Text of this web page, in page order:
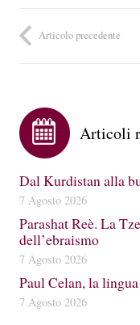
Articolo precedente
Articoli
Dal Kurdistan alla
7 Agosto 2026
Parashat Reè. La
dell’ebraismo
7 Agosto 2026
Paul Celan, la
7 Agosto 2026